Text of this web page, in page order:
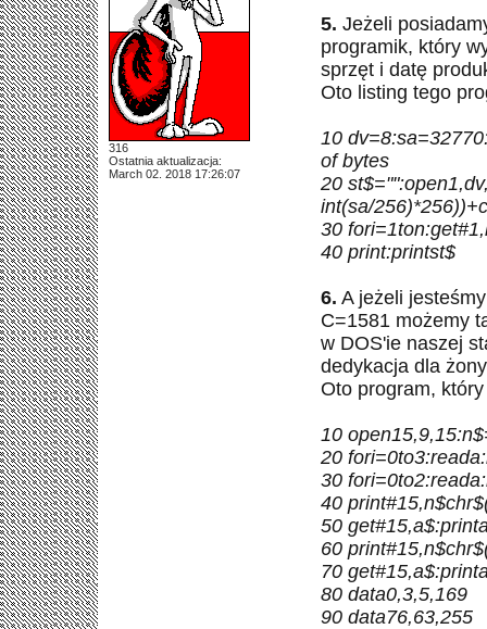
316
Ostatnia aktualizacja:
March 02. 2018 17:26:07
5. Jeżeli
programik, który
sprzęt i datę
Oto listing tego
10 dv=8:sa
ofbytes
20 st$="":open1,dv
int(sa/256)*256))+
30 fori=1ton:get#1,
40 print:printst$
6. A jeżeli
C=1581 możemy
w DOS'ie naszej
dedykacja dla
Oto program,
10 open15,9,15:n$
20 fori=0to3:reada:
30 fori=0to2:reada:
40 print#15,n$chr$
50 get#15,a$:
60 print#15,n$chr$
70 get#15,a$:
80 data0,3,5,169
90 data76,63,255